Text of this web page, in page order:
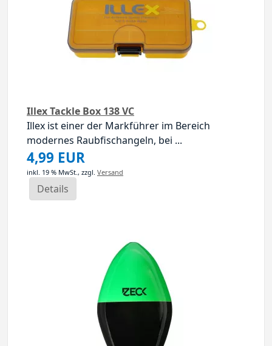
Illex Tackle Box 138 VC
Illex ist einer der Markführer im Bereich
modernes Raubfischangeln, bei ...
4,99 EUR
inkl. 19 % MwSt., zzgl. Versand
Details